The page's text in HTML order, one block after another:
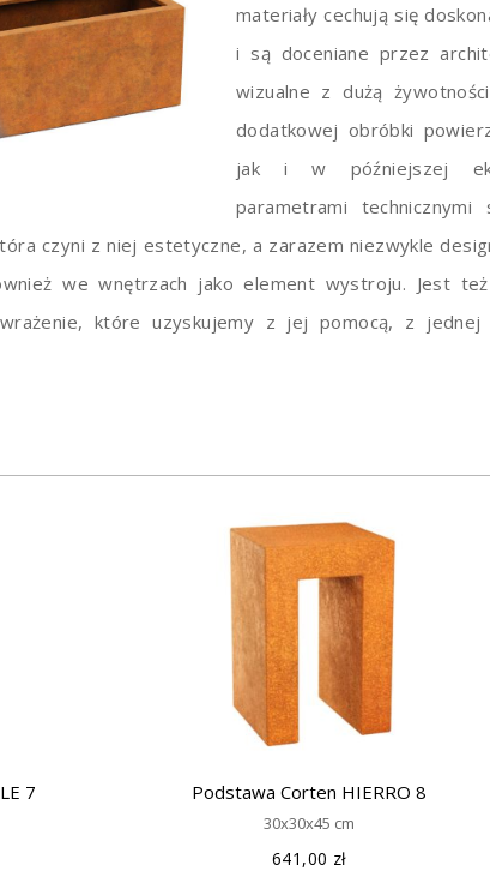
materiały cechują się
i są doceniane przez
wizualne z dużą
dodatkowej obróbki
jak i w późniejszej
parametrami
czyni z niej estetyczne, a zarazem niezwykle
we wnętrzach jako element wystroju. Jest
wrażenie, które uzyskujemy z jej pomocą, z
7 Podstawa Corten HIERRO 8
30x30x45 cm
641,00 zł